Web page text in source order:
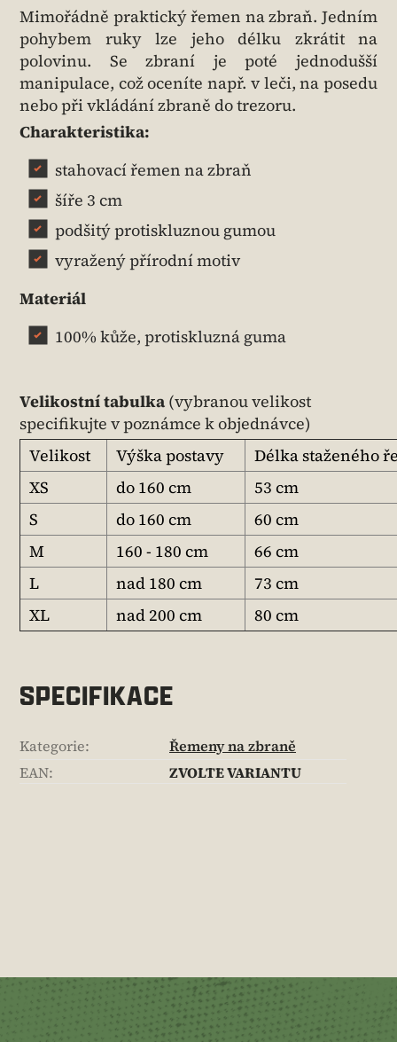
Mimořádně praktický řemen na zbraň. Jedním
pohybem ruky lze jeho délku zkrátit na
polovinu. Se zbraní je poté jednodušší
manipulace, což oceníte např. v leči, na posedu
nebo při vkládání zbraně do trezoru.
Charakteristika:
stahovací řemen na zbraň
šíře 3 cm
podšitý protiskluznou gumou
vyražený přírodní motiv
Materiál
100% kůže, protiskluzná guma
Velikostní tabulka (vybranou velikost
specifikujte v poznámce k objednávce)
Velikost
Výška postavy
Délka staženého
XS
do 160 cm
53 cm
S
do 160 cm
60 cm
M
160 - 180 cm
66 cm
L
nad 180 cm
73 cm
XL
nad 200 cm 80 cm
SPECIFIKACE
Kategorie:
Řemeny na zbraně
EAN: ZVOLTE VARIANTU